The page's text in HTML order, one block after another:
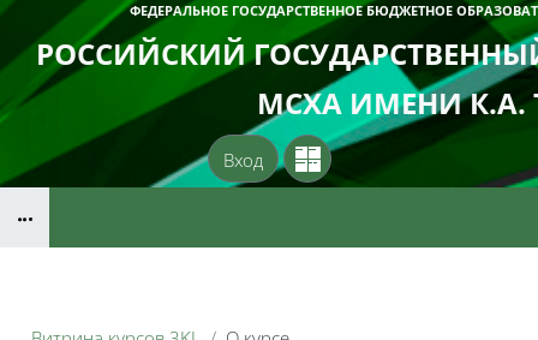
ФЕДЕРАЛЬНОЕ ГОСУДАРСТВЕННОЕ БЮДЖЕТНОЕ
РОССИЙСКИЙ
МСХА ИМЕНИ К.А.
Вход